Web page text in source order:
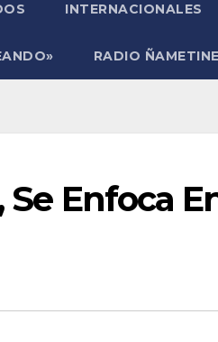
INTERNACIONALES
RADIO
Enfoca